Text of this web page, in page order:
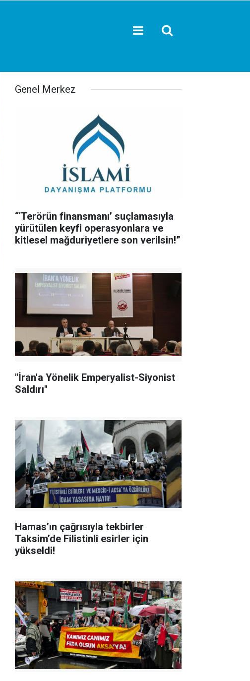
Genel Merkez
“‘Terörün finansmanı’ suçlamasıyla
yürütülen keyfi operasyonlara ve
kitlesel mağduriyetlere son verilsin!”
"İran'a Yönelik Emperyalist-Siyonist
Saldırı"
Hamas’ın çağrısıyla tekbirler
Taksim’de Filistinli esirler için
yükseldi!